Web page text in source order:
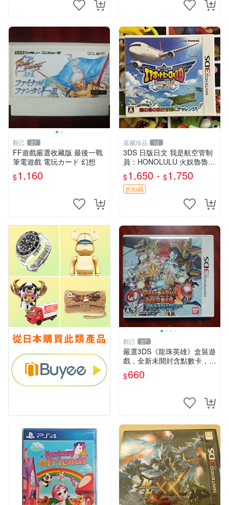
觀己 27
FF遊戲嚴選收藏版 最後一戰
筆電遊戲 電玩カード 幻想
$1,160
嘉藏珍品 12
3DS 日版日文 我是航空管制
員：HONOLULU 火奴魯魯
二手功能正常
$1,650 - $1,750
折扣碼
觀己 27
嚴選3DS《龍珠英雄》盒裝遊
戲，全新未開封含點數卡，3
D畫面超凡Experience遊戲樂
趣 玩家 競技 國產電玩
$660